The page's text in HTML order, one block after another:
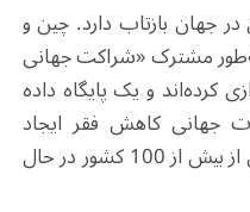
جهان بازتاب دارد. چین و
مشترک «شراکت جهانی
کرده‌اند و یک پایگاه داده
جهانی کاهش فقر ایجاد
کرده‌اند که اکنون نمونه‌های موفقی از بیش از 100 کشور در حال